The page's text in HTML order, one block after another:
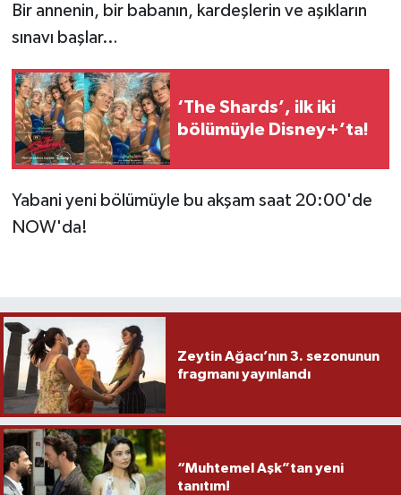
Bir annenin, bir babanın, kardeşlerin ve aşıkların
sınavı başlar…
‘The Shards’, ilk iki
bölümüyle Disney+’ta!
Yabani yeni bölümüyle bu akşam saat 20:00'de
NOW'da!
Zeytin Ağacı’nın 3. sezonunun
fragmanı yayınlandı
“Muhtemel Aşk”tan yeni
tanıtım!